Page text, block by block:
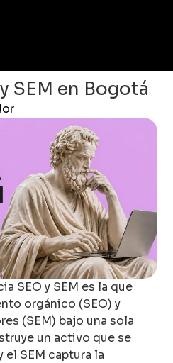
SEM en Bogotá
SEO y SEM es la que
orgánico (SEO) y
(SEM) bajo una sola
un activo que se
SEM captura la